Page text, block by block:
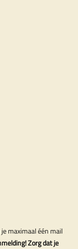
maximaal één mail
Zorg dat je